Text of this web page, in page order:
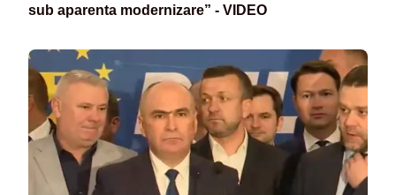
sub aparenta modernizare” - VIDEO